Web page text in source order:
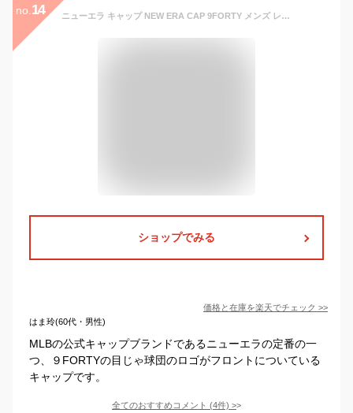
no. 14 ニューエラ キャップ NEW ERA CAP 9FORTY メンズ レディース 帽子 ロサンゼルスドジャース LA NY MLB ニューヨーク ヤンキース 黒 白 ベージュ カーキ 大きいサイズ ブランド 深め おしゃれ かっこいい 人気 春 夏 秋 冬 ニューエラー サイズ調整 正規品 ユニセックス
ショップでみる
価格と在庫を楽天でチェック >>
はま玲(60代・男性)
MLBの公式キャップブランドであるニューエラの定番の一
つ、９FORTYの目じゃ球団のロゴがフロントについている
キャップです。
全てのおすすめコメント (4件) >